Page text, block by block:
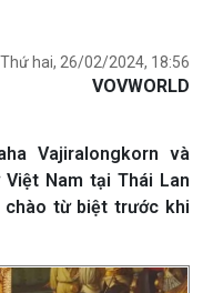
Thứ hai, 26/02/2024, 18:56
VOVWORLD
Vajiralongkorn và
Nam tại Thái Lan
chào từ biệt trước khi